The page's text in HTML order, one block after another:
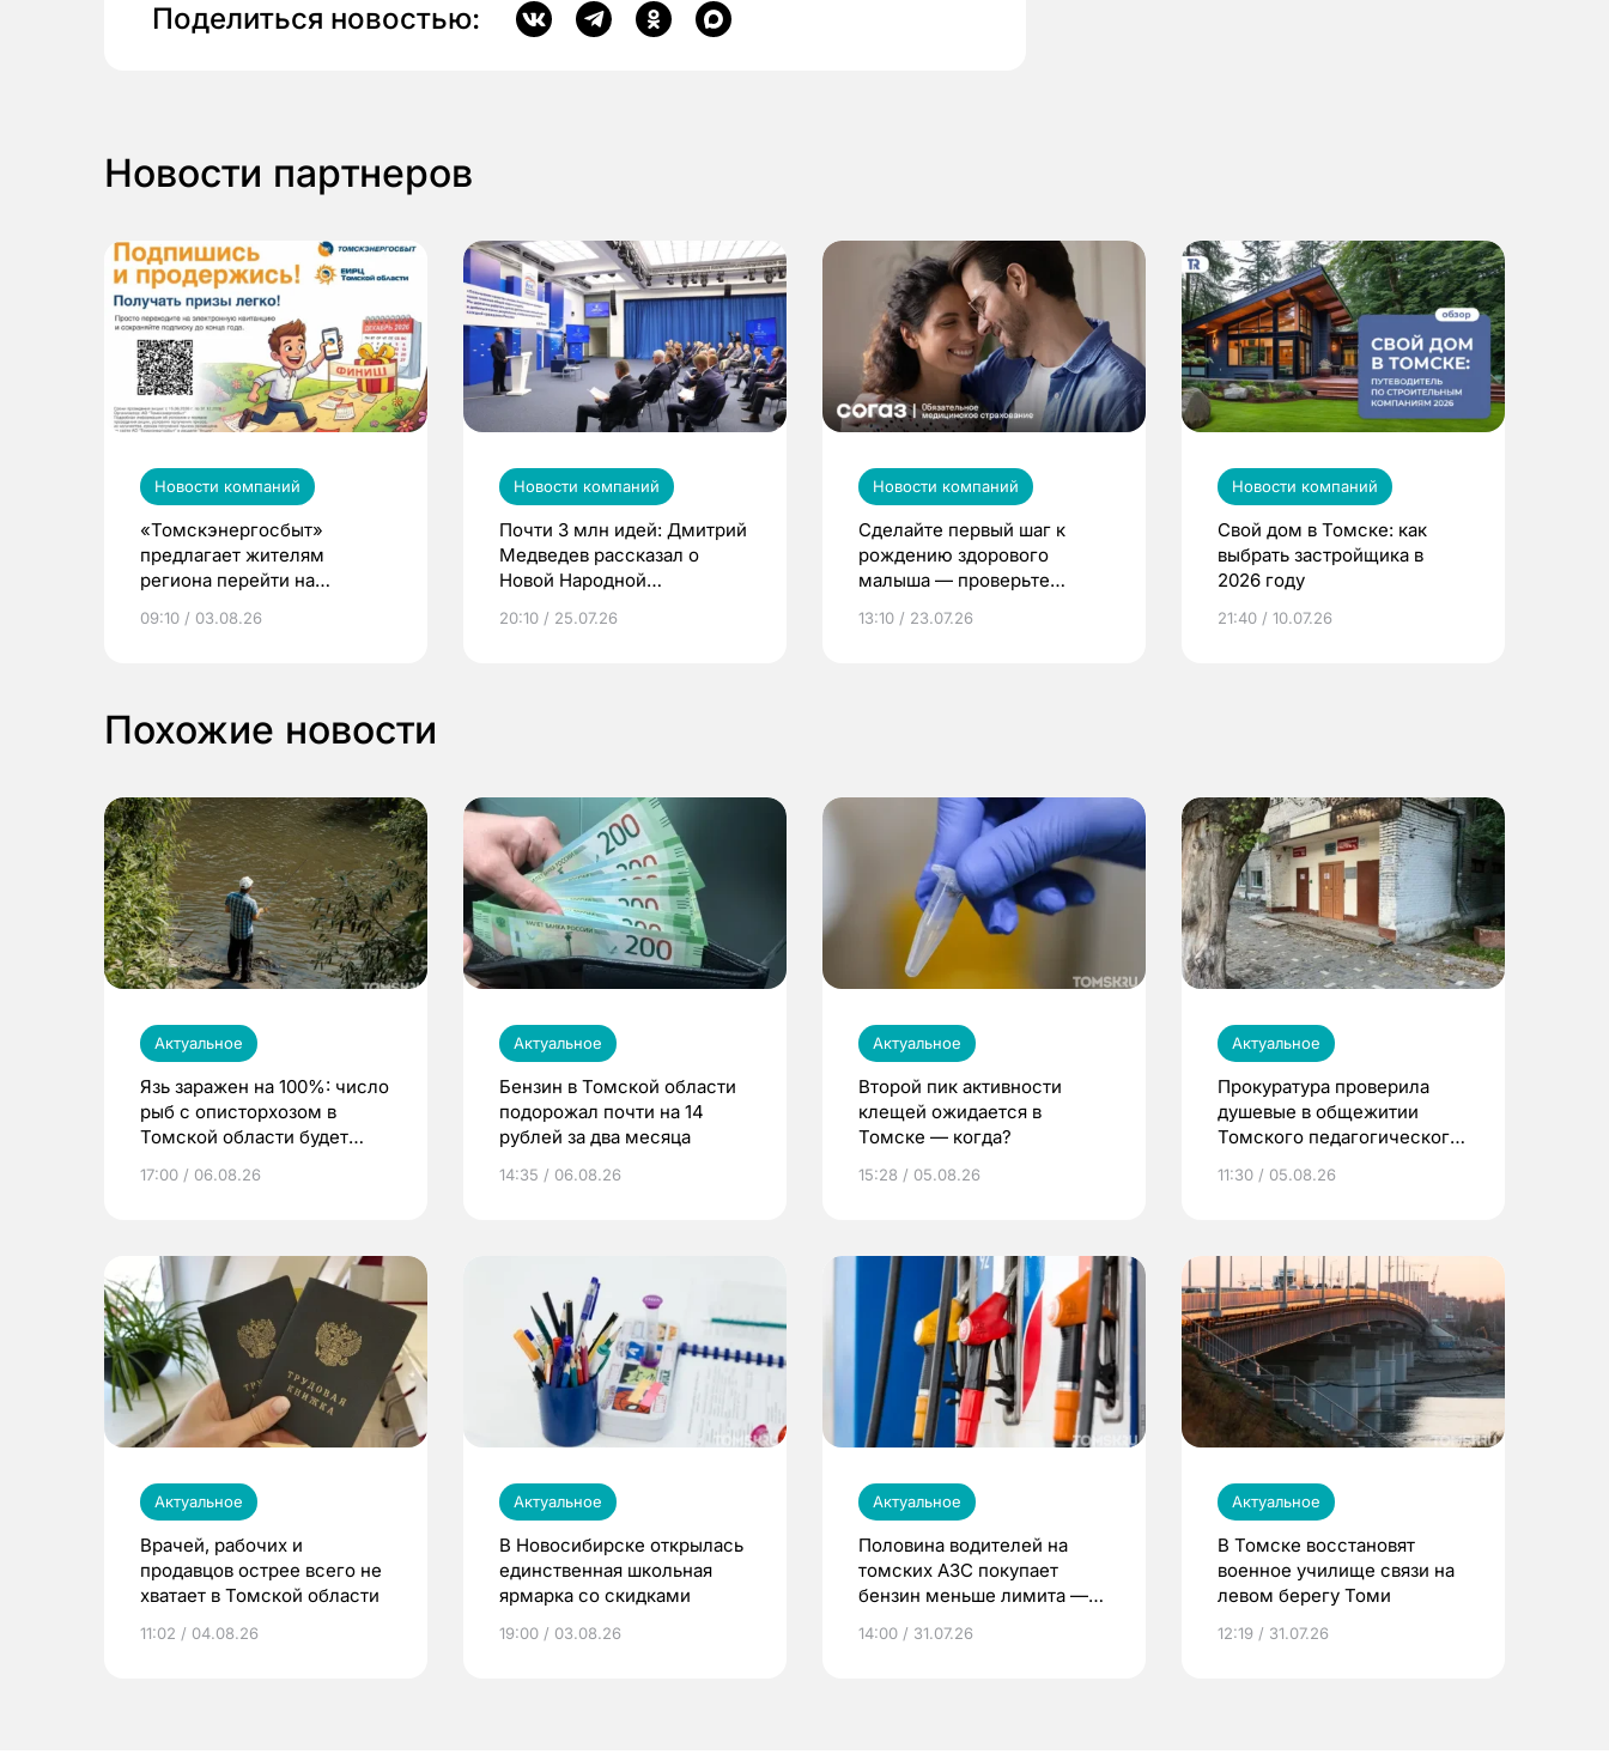
Поделиться новостью:
Новости партнеров
Новости компаний
«Томскэнергосбыт»
предлагает жителям
региона перейти на
выиграть призы
09:10 / 03.08.26
Новости компаний
Почти 3 млн идей: Дмитрий
Медведев рассказал о
Новой Народной
20:10 / 25.07.26
Новости компаний
Сделайте первый шаг к
рождению здорового
малыша — проверьте
по ОМС!
13:10 / 23.07.26
Новости компаний
Свой дом в Томске: как
выбрать застройщика в
2026 году
21:40 / 10.07.26
Похожие новости
Актуальное
Язь заражен на 100%: число
рыб с описторхозом в
Томской области будет
17:00 / 06.08.26
Актуальное
Бензин в Томской области
подорожал почти на 14
рублей за два месяца
14:35 / 06.08.26
Актуальное
Второй пик активности
клещей ожидается в
Томске — когда?
15:28 / 05.08.26
Актуальное
Прокуратура проверила
душевые в общежитии
Томского педагогического
11:30 / 05.08.26
Актуальное
Врачей, рабочих и
продавцов острее всего не
хватает в Томской области
11:02 / 04.08.26
Актуальное
В Новосибирске открылась
единственная школьная
ярмарка со скидками
19:00 / 03.08.26
Актуальное
Половина водителей на
томских АЗС покупает
бензин меньше лимита —
14:00 / 31.07.26
Актуальное
В Томске восстановят
военное училище связи на
левом берегу Томи
12:19 / 31.07.26